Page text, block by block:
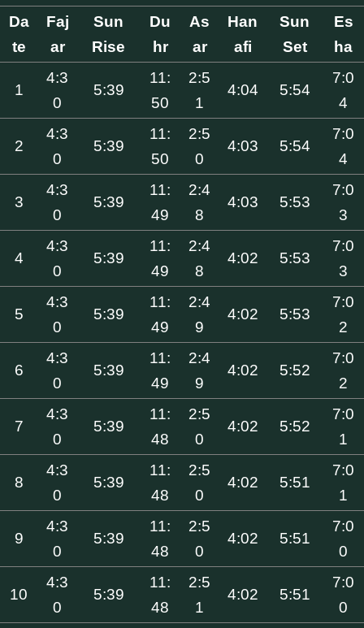
Da
te
Faj
ar
Sun
Rise
Du
hr
As
ar
Han
afi
Sun
Set
Es
ha
1
4:3
0
5:39
11:
50
2:5
1
4:04 5:54
7:0
4
2
4:3
0
5:39
11:
50
2:5
0
4:03 5:54
7:0
4
3
4:3
0
5:39
11:
49
2:4
8
4:03 5:53
7:0
3
4
4:3
0
5:39
11:
49
2:4
8
4:02 5:53
7:0
3
5
4:3
0
5:39
11:
49
2:4
9
4:02 5:53
7:0
2
6
4:3
0
5:39
11:
49
2:4
9
4:02 5:52
7:0
2
7
4:3
0
5:39
11:
48
2:5
0
4:02 5:52
7:0
1
8
4:3
0
5:39
11:
48
2:5
0
4:02 5:51
7:0
1
9
4:3
0
5:39
11:
48
2:5
0
4:02 5:51
7:0
0
10
4:3
0
5:39
11:
48
2:5
1
4:02 5:51
7:0
0